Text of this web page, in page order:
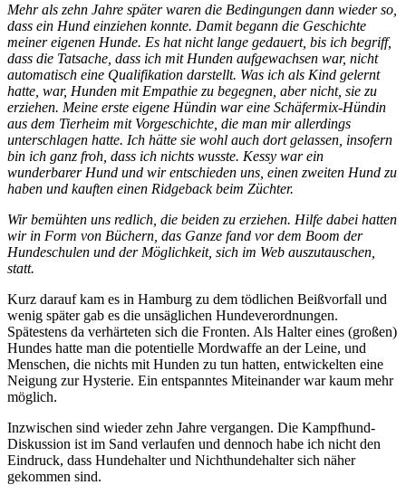
Mehr als zehn Jahre später waren die Bedingungen dann wieder so,
dass ein Hund einziehen konnte. Damit begann die Geschichte
meiner eigenen Hunde. Es hat nicht lange gedauert, bis ich begriff,
dass die Tatsache, dass ich mit Hunden aufgewachsen war, nicht
automatisch eine Qualifikation darstellt. Was ich als Kind gelernt
hatte, war, Hunden mit Empathie zu begegnen, aber nicht, sie zu
erziehen. Meine erste eigene Hündin war eine Schäfermix-Hündin
aus dem Tierheim mit Vorgeschichte, die man mir allerdings
unterschlagen hatte. Ich hätte sie wohl auch dort gelassen, insofern
bin ich ganz froh, dass ich nichts wusste. Kessy war ein
wunderbarer Hund und wir entschieden uns, einen zweiten Hund zu
haben und kauften einen Ridgeback beim Züchter.
Wir bemühten uns redlich, die beiden zu erziehen. Hilfe dabei hatten
wir in Form von Büchern, das Ganze fand vor dem Boom der
Hundeschulen und der Möglichkeit, sich im Web auszutauschen,
statt.
Kurz darauf kam es in Hamburg zu dem tödlichen Beißvorfall und
wenig später gab es die unsäglichen Hundeverordnungen.
Spätestens da verhärteten sich die Fronten. Als Halter eines (großen)
Hundes hatte man die potentielle Mordwaffe an der Leine, und
Menschen, die nichts mit Hunden zu tun hatten, entwickelten eine
Neigung zur Hysterie. Ein entspanntes Miteinander war kaum mehr
möglich.
Inzwischen sind wieder zehn Jahre vergangen. Die Kampfhund-
Diskussion ist im Sand verlaufen und dennoch habe ich nicht den
Eindruck, dass Hundehalter und Nichthundehalter sich näher
gekommen sind.